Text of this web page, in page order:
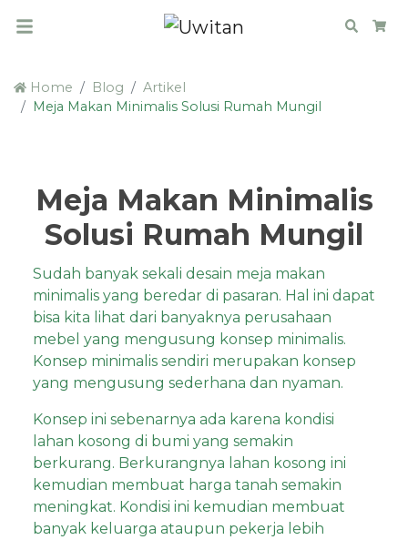
Search
Home Blog
Artikel
Meja Makan Minimalis Solusi Rumah Mungil
Meja Makan Minimalis
Solusi Rumah Mungil
Sudah banyak sekali desain meja makan
minimalis yang beredar di pasaran. Hal ini dapat
bisa kita lihat dari banyaknya perusahaan
mebel yang mengusung konsep minimalis.
Konsep minimalis sendiri merupakan konsep
yang mengusung sederhana dan nyaman.
Konsep ini sebenarnya ada karena kondisi
lahan kosong di bumi yang semakin
berkurang. Berkurangnya lahan kosong ini
kemudian membuat harga tanah semakin
meningkat. Kondisi ini kemudian membuat
banyak keluarga ataupun pekerja lebih